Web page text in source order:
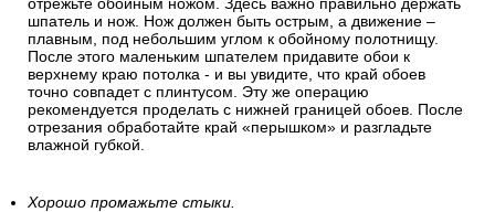
Сначала продавите место соприкосновения обоев с
границей потолка. Большим шпателем подоприте полосу к
плинтусу. Плотно прижмите нахлест полосы и ровно
отрежьте обойным ножом. Здесь важно правильно держать
шпатель и нож. Нож должен быть острым, а движение –
плавным, под небольшим углом к обойному полотнищу.
После этого маленьким шпателем придавите обои к
верхнему краю потолка - и вы увидите, что край обоев
точно совпадет с плинтусом. Эту же операцию
влажной губкой.